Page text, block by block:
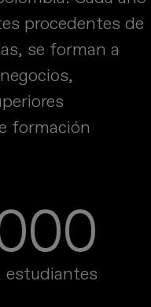
procedentes de
se forman a
formación
estudiantes